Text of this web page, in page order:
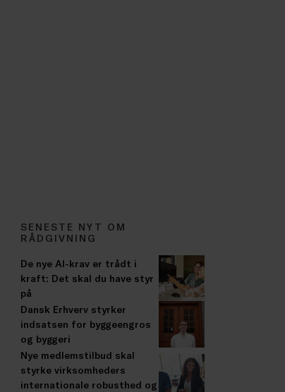
SENESTE NYT OM
RÅDGIVNING
De nye AI-krav er trådt i
kraft: Det skal du have styr
på
Dansk Erhverv styrker
indsatsen for byggeengros
og byggeri
Nye medlemstilbud skal
styrke virksomheders
internationale robusthed og